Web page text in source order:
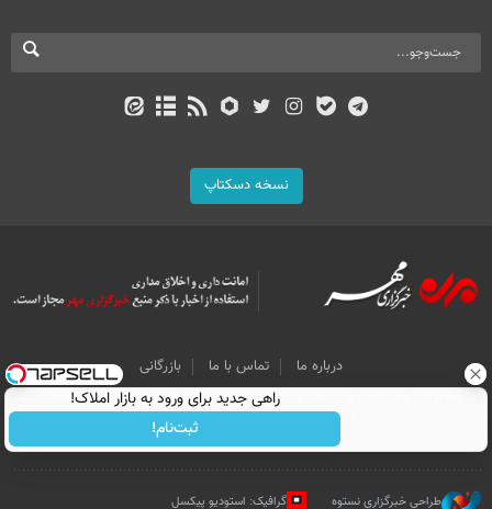
نسخه دسکتاپ
درباره ما تماس با ما
بازرگانی
All Content by Mehr News Agency is licensed under a Creative Commons
Attribution 4.0 International License.
طراحی خبرگزاری نستوه گرافیک: استودیو پیکسل
راهی جدید برای ورود به بازار املاک!
ثبت‌نام!